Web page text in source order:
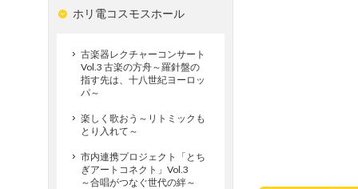
ホリ電コスモスホール
古楽器レクチャーコンサート
Vol.3 古楽の方舟～羅針盤の
指す先は、十八世紀ヨーロッ
パ～
楽しく歌おう～リトミックも
とり入れて～
市内連携プロジェクト「とち
ぎアートコネクト」Vol.3
～合唱がつなぐ世代の絆～